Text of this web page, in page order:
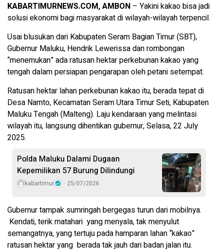
KABARTIMURNEWS.COM, AMBON – Yakini kakao bisa jadi
solusi ekonomi bagi masyarakat di wilayah-wilayah terpencil.
Usai blusukan dari Kabupaten Seram Bagian Timur (SBT),
Gubernur Maluku, Hendrik Lewerissa dan rombongan
“menemukan” ada ratusan hektar perkebunan kakao yang
tengah dalam persiapan pengarapan oleh petani setempat.
Ratusan hektar lahan perkebunan kakao itu, berada tepat di
Desa Namto, Kecamatan Seram Utara Timur Seti, Kabupaten
Maluku Tengah (Malteng). Laju kendaraan yang melintasi
wilayah itu, langsung dihentikan gubernur, Selasa, 22 July
2025.
Polda Maluku Dalami Dugaan
Kepemilikan 57 Burung Dilindungi
kabartimur 25/07/2026
Gubernur tampak sumringah bergegas turun dari mobilnya.
Kendati, terik matahari yang menyala, tak menyulut
semangatnya, yang tertuju pada hamparan lahan “kakao”
ratusan hektar yang berada tak jauh dari badan jalan itu.